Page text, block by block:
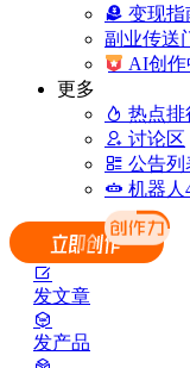
变现指
副业传送
AI创作
更多
热点排
讨论区
公告列
机器人
发文章
发产品